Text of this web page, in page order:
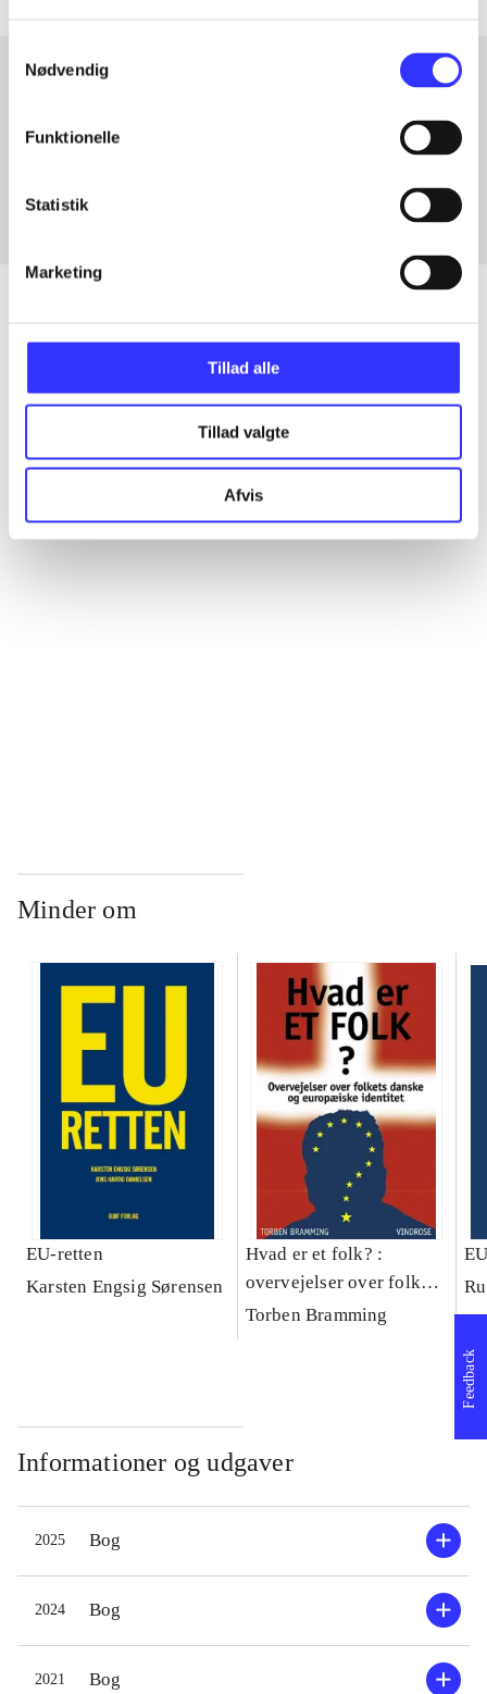
Nødvendig
Funktionelle
Statistik
Marketing
Tillad alle
Tillad valgte
Afvis
Alle registrerede artikler fordelt på udgivelser
...
Minder om
EU-retten
Karsten Engsig Sørensen
Hvad er et folk? :
overvejelser over folkets
danske og europæiske
Torben Bramming
Informationer og udgaver
2025 Bog
2024 Bog
2021 Bog
Feedback